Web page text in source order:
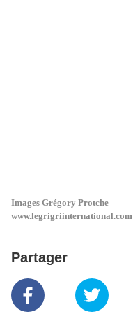
Images Grégory Protche
www.legrigriinternational.com
Partager